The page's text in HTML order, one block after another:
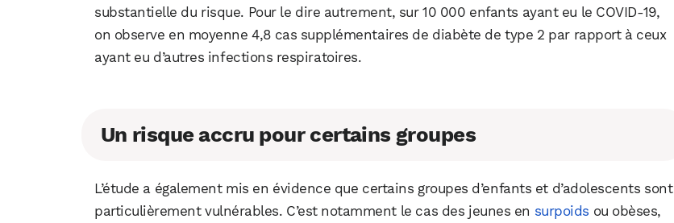
substantielle du risque. Pour le dire autrement, sur 10 000 enfants ayant eu le COVID-19,
on observe en moyenne 4,8 cas supplémentaires de diabète de type 2 par rapport à ceux
ayant eu d’autres infections respiratoires.
Un risque accru pour certains groupes
L’étude a également mis en évidence que certains groupes d’enfants et d’adolescents sont
particulièrement vulnérables. C’est notamment le cas des jeunes en surpoids ou obèses,